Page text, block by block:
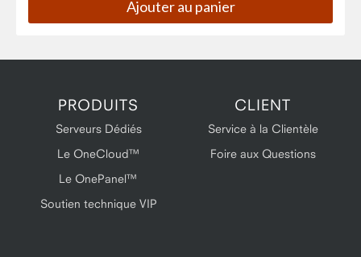
PRODUITS
Serveurs Dédiés
Le OneCloud™
Le OnePanel™
Soutien technique VIP
CLIENT
Service à la Clientèle
Foire aux Questions